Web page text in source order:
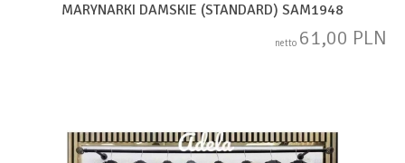
MARYNARKI DAMSKIE (STANDARD) SAM1948
netto 61,00 PLN